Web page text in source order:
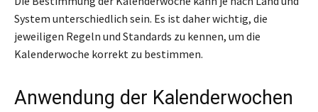
System unterschiedlich sein. Es ist daher wichtig, die
jeweiligen Regeln und Standards zu kennen, um die
Kalenderwoche korrekt zu bestimmen.
Anwendung der Kalenderwochen